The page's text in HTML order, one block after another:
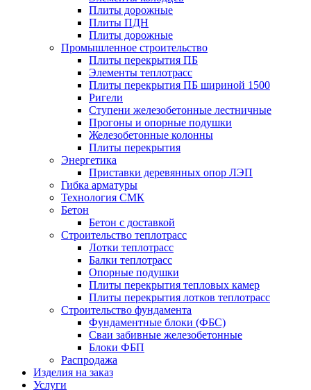
Плиты дорожные
Плиты ПДН
Плиты дорожные
Промышленное строительство
Плиты перекрытия ПБ
Элементы теплотрасс
Плиты перекрытия ПБ шириной 1500
Ригели
Ступени железобетонные лестничные
Прогоны и опорные подушки
Железобетонные колонны
Плиты перекрытия
Энергетика
Приставки деревянных опор ЛЭП
Гибка арматуры
Технология СМК
Бетон
Бетон с доставкой
Строительство теплотрасс
Лотки теплотрасс
Балки теплотрасс
Опорные подушки
Плиты перекрытия тепловых камер
Плиты перекрытия лотков теплотрасс
Строительство фундамента
Фундаментные блоки (ФБС)
Сваи забивные железобетонные
Блоки ФБП
Распродажа
Изделия на заказ
Услуги